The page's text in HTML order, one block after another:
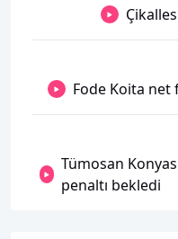
Fode Koita net
Tümosan
penaltı bekledi